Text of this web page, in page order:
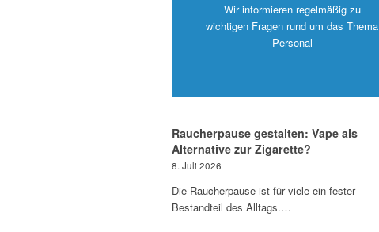
Wir informieren regelmäßig zu
wichtigen Fragen rund um das Thema
Personal
Raucherpause gestalten: Vape als
Alternative zur Zigarette?
8. Juli 2026
Die Raucherpause ist für viele ein fester
Bestandteil des Alltags.…